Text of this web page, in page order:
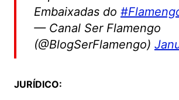
Embaixadas do
— Canal Ser Flamengo
(@BlogSerFlamengo)
JURÍDICO: